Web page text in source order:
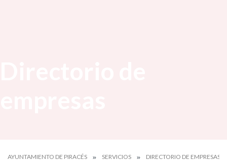
AYUNTAMIENTO DE PIRACÉS SERVICIOS DIRECTORIO DE EMPRESAS